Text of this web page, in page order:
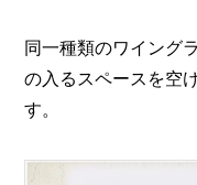
同一種類のワイング
の入るスペースを空
す。